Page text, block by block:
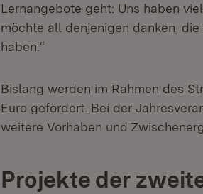
Lernangebote geht: Uns haben
möchte all denjenigen danken,
haben.“
Bislang werden im Rahmen des
Euro gefördert. Bei der
weitere Vorhaben und
Projekte der